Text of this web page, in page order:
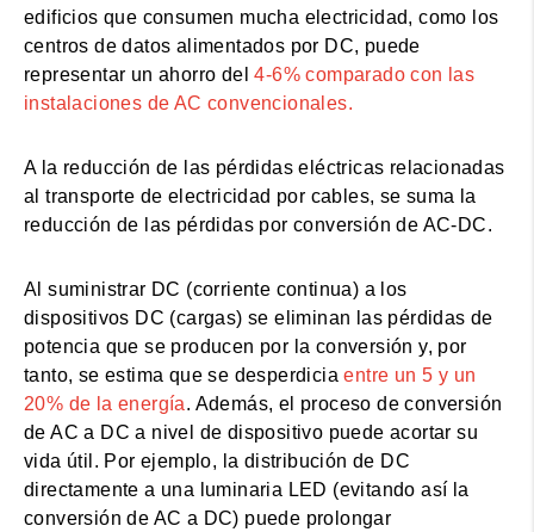
edificios que consumen mucha electricidad, como los
centros de datos alimentados por DC, puede
representar un ahorro del4-6% comparado con las
instalaciones de AC convencionales.
A la reducción de las pérdidas eléctricas relacionadas
al transporte de electricidad por cables, se suma la
reducción de las pérdidas por conversión de AC-DC.
Al suministrar DC (corriente continua) a los
dispositivos DC (cargas) se eliminan las pérdidas de
potencia que se producen por la conversión y, por
tanto, se estima que se desperdicia entre un 5 y un
20% de la energía. Además, el proceso de conversión
de AC a DC a nivel de dispositivo puede acortar su
vida útil. Por ejemplo, la distribución de DC
directamente a una luminaria LED (evitando así la
conversión de AC a DC) puede prolongar